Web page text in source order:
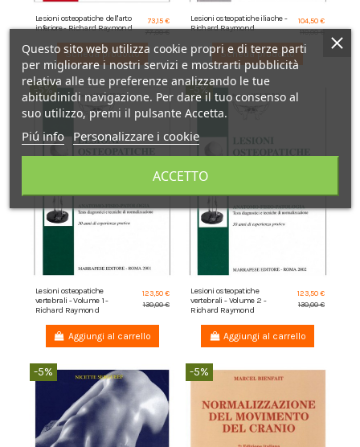
Lesioni osteopatiche dell'arto
inferiore - Richard Raymond
73,15 €
77,00 €
Scheda prodotto
Lesioni osteopatiche iliache -
Richard Raymond
104,50 €
110,00 €
Scheda prodotto
-5%
Lesioni osteopatiche
vertebrali - Volume 1 -
Richard Raymond
123,50 €
130,00 €
Aggiungi al carrello
-5%
Lesioni osteopatiche
vertebrali - Volume 2 -
Richard Raymond
123,50 €
130,00 €
Aggiungi al carrello
-5% -5%
Questo sito web utilizza cookie propri e di terze parti
per migliorare i nostri servizi e mostrarti pubblicità
relativa alle tue preferenze analizzando le tue
abitudinidi navigazione. Per dare il tuo consenso al
suo utilizzo, premi il pulsante Accetta.
Piú info Personalizzare i cookie
ACCETTO